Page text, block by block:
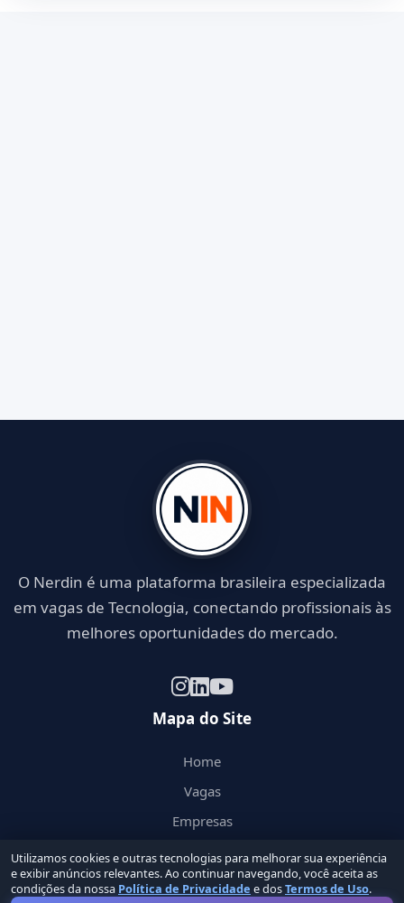
O Nerdin é uma plataforma brasileira especializada
em vagas de Tecnologia, conectando profissionais às
melhores oportunidades do mercado.
Mapa do Site
Home
Vagas
Empresas
Cursos
Blog
Utilizamos cookies e outras tecnologias para melhorar sua experiência
e exibir anúncios relevantes. Ao continuar navegando, você aceita as
condições da nossa Política de Privacidade e dosTermos de Uso.